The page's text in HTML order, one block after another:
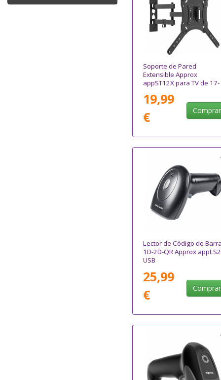
Soporte de Pared
Extensible Approx
appST12X para TV de 17-
19,99
€
Comprar
Lector de Código de
1D-2D-QR Approx
USB
25,99
€
Comprar